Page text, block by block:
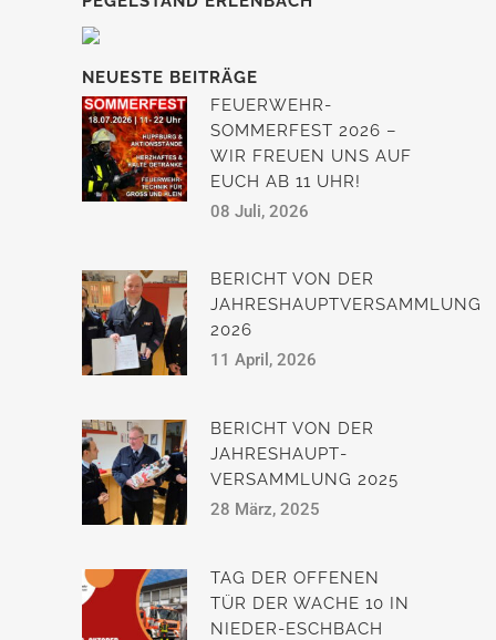
NEUESTE BEITRÄGE
FEUERWEHR-
SOMMERFEST 2026 –
WIR FREUEN UNS AUF
EUCH AB 11 UHR!
08 Juli, 2026
BERICHT VON DER
JAHRESHAUPTVERSAMMLUNG
2026
11 April, 2026
BERICHT VON DER
JAHRESHAUPT­
VERSAMMLUNG 2025
28 März, 2025
TAG DER OFFENEN
TÜR DER WACHE 10 IN
NIEDER-ESCHBACH